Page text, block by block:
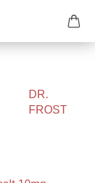
DR.
FROST